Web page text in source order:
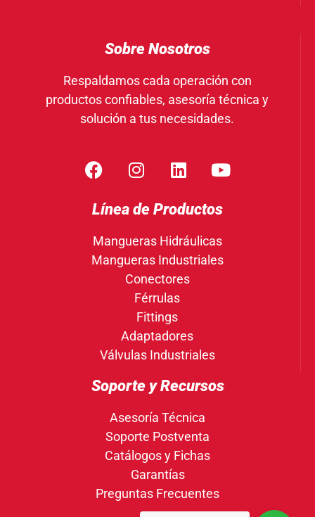
Sobre Nosotros
Respaldamos cada operación con
productos confiables, asesoría técnica y
solución a tus necesidades.
Línea de Productos
Mangueras Hidráulicas
Mangueras Industriales
Conectores
Férrulas
Fittings
Adaptadores
Válvulas Industriales
Soporte y Recursos
Asesoría Técnica
Soporte Postventa
Catálogos y Fichas
Garantías
Preguntas Frecuentes